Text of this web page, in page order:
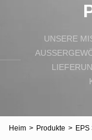
UNSERE
Heim > Produkte > EPS